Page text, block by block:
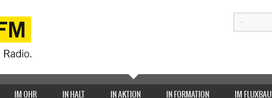
IM OHR IN HALT IN AKTION IN FORMATION IM FLUXBAU